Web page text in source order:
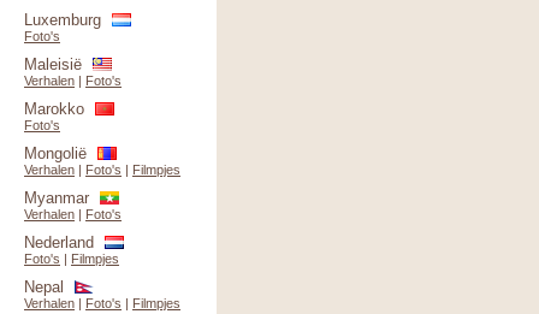
Luxemburg
Foto's
Maleisië
Verhalen | Foto's
Marokko
Foto's
Mongolië
Verhalen | Foto's | Filmpjes
Myanmar
Verhalen | Foto's
Nederland
Foto's | Filmpjes
Nepal
Verhalen | Foto's | Filmpjes